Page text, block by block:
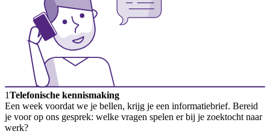
1Telefonische kennismaking
Een week voordat we je bellen, krijg je een informatiebrief. Bereid
je voor op ons gesprek: welke vragen spelen er bij je zoektocht naar
werk?